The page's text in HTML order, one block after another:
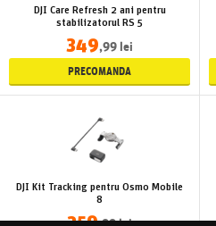
DJI Care Refresh 2 ani pentru
stabilizatorul RS 5
349,99 lei
PRECOMANDA
DJI Kit Tracking pentru Osmo Mobile
8
259